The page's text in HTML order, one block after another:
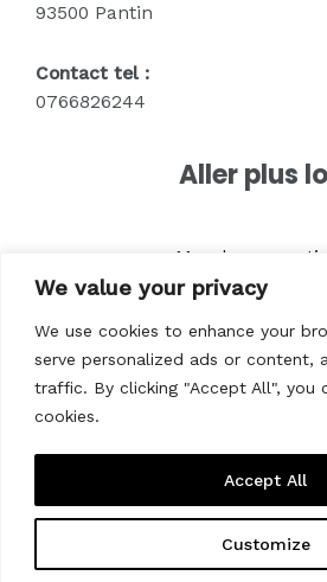
We value your privacy
We use cookies to enhance your
serve personalized ads or content,
traffic. By clicking "Accept All", you
cookies.
Customize
Accept All
93500 Pantin
Contact tel :
0766826244
Aller plus
Merch pour
Textile pour
Vêtements pour
Vêtements pour
Copyright © 2026 Prynt.shop -